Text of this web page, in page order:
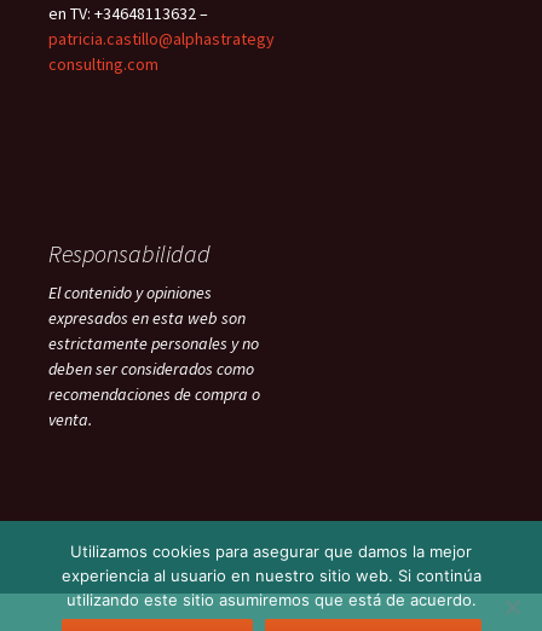
en TV: +34648113632 –
patricia.castillo@alphastrategy
consulting.com
Responsabilidad
El contenido y opiniones
expresados en esta web son
estrictamente personales y no
deben ser considerados como
recomendaciones de compra o
venta.
Utilizamos cookies para asegurar que damos la mejor
experiencia al usuario en nuestro sitio web. Si continúa
utilizando este sitio asumiremos que está de acuerdo.